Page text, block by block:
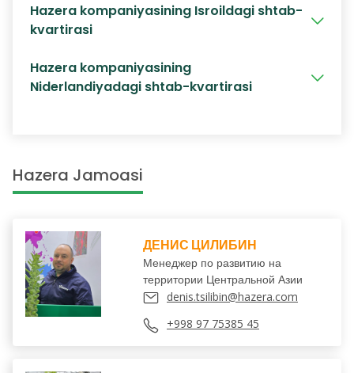
Hazera kompaniyasining Isroildagi shtab-
kvartirasi
Hazera kompaniyasining
Niderlandiyadagi shtab-kvartirasi
Hazera Jamoasi
ДЕНИС ЦИЛИБИН
Менеджер по развитию на
территории Центральной Азии
denis.tsilibin@hazera.com
+998 97 75385 45